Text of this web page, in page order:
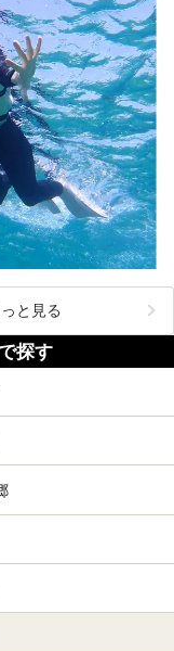
と見る
探す